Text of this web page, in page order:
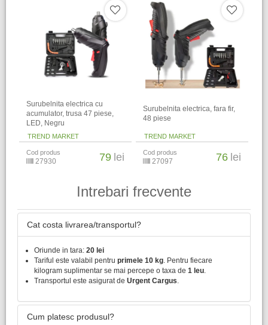
Surubelnita electrica cu
acumulator, trusa 47 piese,
LED, Negru
TREND MARKET
Cod produs
27930 79 lei
Surubelnita electrica, fara fir,
48 piese
TREND MARKET
Cod produs
27097 76 lei
Intrebari frecvente
Cat costa livrarea/transportul?
Oriunde in tara: 20 lei
Tariful este valabil pentru primele 10 kg . Pentru fiecare
kilogram suplimentar se mai percepe o taxa de 1 leu
Transportul este asigurat de Urgent Cargus
Cum platesc produsul?